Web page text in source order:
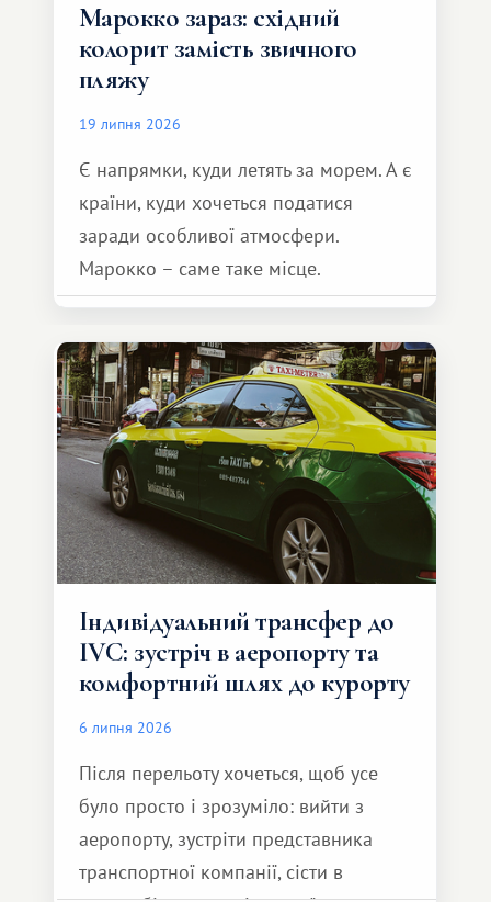
Марокко зараз: східний
колорит замість звичного
пляжу
19 липня 2026
Є напрямки, куди летять за морем. А є
країни, куди хочеться податися
заради особливої ​​атмосфери.
Марокко – саме таке місце.
Індивідуальний трансфер до
IVC: зустріч в аеропорту та
комфортний шлях до курорту
6 липня 2026
Після перельоту хочеться, щоб усе
було просто і зрозуміло: вийти з
аеропорту, зустріти представника
транспортної компанії, сісти в